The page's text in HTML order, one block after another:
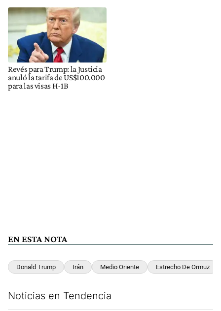
Revés para Trump: la Justicia
anuló la tarifa de US$100.000
para las visas H-1B
EN ESTA NOTA
Donald Trump Irán Medio Oriente Estrecho De Ormuz
Noticias en Tendencia